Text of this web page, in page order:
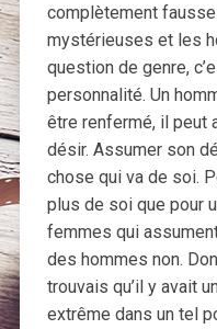
complètement
mystérieuses et les
question de genre,
personnalité. Un
être renfermé, il peut
désir. Assumer son
chose qui va de soi.
plus de soi que pour
femmes qui
des hommes non.
trouvais qu’il y avait
extrême dans un tel